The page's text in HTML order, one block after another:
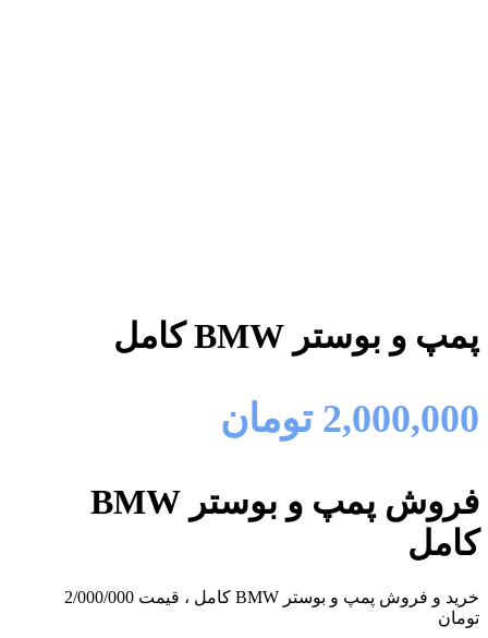
پمپ و بوستر BMW کامل
2,000,000 تومان
فروش پمپ و بوستر BMW
کامل
خرید و فروش پمپ و بوستر BMW کامل ، قیمت 2/000/000
تومان